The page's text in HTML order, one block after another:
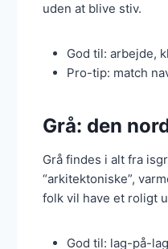
uden at blive stiv.
God til: arbejde,
Pro-tip: match
Grå: den
Grå findes i alt fra
“arkitektoniske”,
folk vil have et roligt
God til: lag-på-